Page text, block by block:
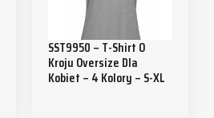
SST9950 – T-Shirt O
Kroju Oversize Dla
Kobiet – 4 Kolory – S-XL